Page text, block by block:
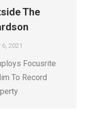
The
2021
Focusrite
To Record